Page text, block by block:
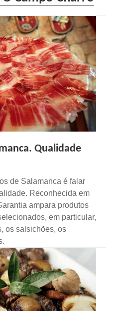
Qualidade
de Salamanca é falar
Reconhecida em
ampara produtos
em particular,
os salsichões, os